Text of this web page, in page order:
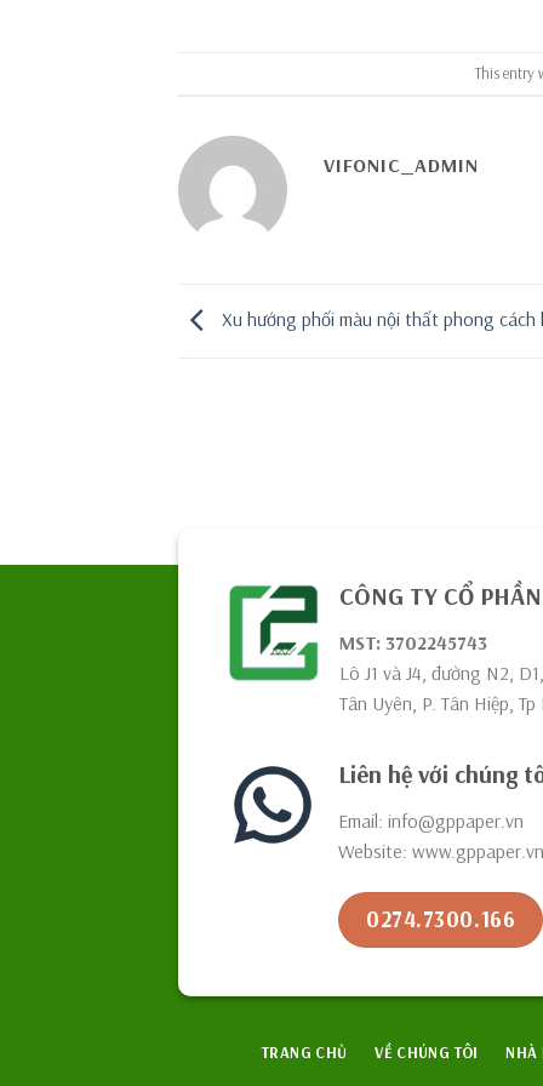
This entry
VIFONIC_ADMIN
Xu hướng phối màu nội thất phong cách
CÔNG TY CỔ
MST: 3702245743
Lô J1 và J4, đường N2,
Tân Uyên, P. Tân Hiệp,
Liên hệ với chúng
Email: info@gppaper.vn
Website: www.gppaper.vn
0274.7300.166
TRANG CHỦ VỀ CHÚNG TÔI NHÀ